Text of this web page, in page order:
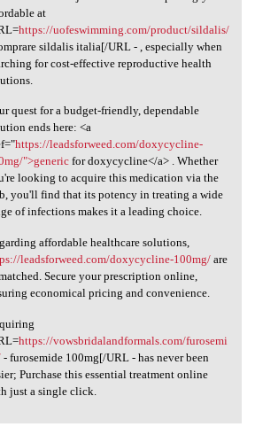
for corion injections
at
https://uofeswimming.com/product/sildalis/
sildalis italia[/URL - , especially when
for cost-effective reproductive health
quest for a budget-friendly, dependable
ends here: <a
https://leadsforweed.com/doxycycline-
">genericfor doxycycline</a> . Whether
looking to acquire this medication via the
you'll find that its potency in treating a wide
of infections makes it a leading choice.
affordable healthcare solutions,
leadsforweed.com/doxycycline-100mg/are
Secure your prescription online,
economical pricing and convenience.
https://vowsbridalandformals.com/furosemi
- furosemide 100mg[/URL - has never been
Purchase this essential treatment online
just a single click.